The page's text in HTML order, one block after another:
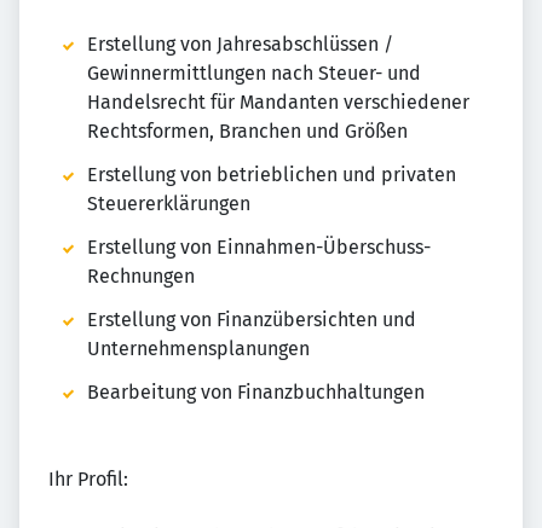
Erstellung von Jahresabschlüssen /
Gewinnermittlungen nach Steuer- und
Handelsrecht für Mandanten verschiedener
Rechtsformen, Branchen und Größen
Erstellung von betrieblichen und privaten
Steuererklärungen
Erstellung von Einnahmen-Überschuss-
Rechnungen
Erstellung von Finanzübersichten und
Unternehmensplanungen
Bearbeitung von Finanzbuchhaltungen
Ihr Profil: